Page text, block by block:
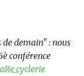
de demain" : nous
conférence